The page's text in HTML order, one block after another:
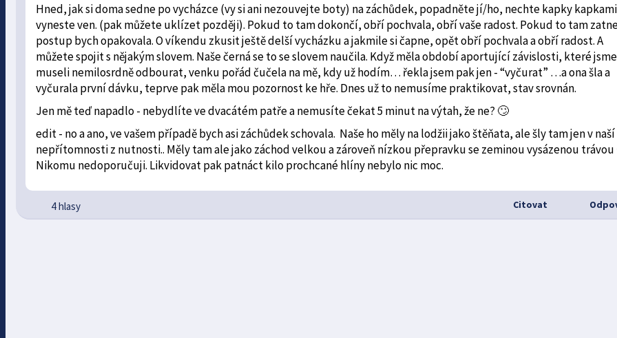
Hned, jak si doma sedne po vycházce (vy si ani nezouvejte boty) na záchůdek, popadněte jí/ho, nechte kapky
vyneste ven. (pak můžete uklízet později). Pokud to tam dokončí, obří pochvala, obří vaše radost. Pokud to tam
postup bych opakovala. O víkendu zkusit ještě delší vycházku a jakmile si čapne, opět obří pochvala a obří radost. A
můžete spojit s nějakým slovem. Naše černá se to se slovem naučila. Když měla období aportující závislosti, které
museli nemilosrdně odbourat, venku pořád čučela na mě, kdy už hodím… řekla jsem pak jen - “vyčurat” …a ona šla a
vyčurala první dávku, teprve pak měla mou pozornost ke hře. Dnes už to nemusíme praktikovat, stav srovnán.
Jen mě teď napadlo - nebydlíte ve dvacátém patře a nemusíte čekat 5 minut na výtah, že ne? 🙄
edit - no a ano, ve vašem případě bych asi záchůdek schovala. Naše ho měly na lodžii jako štěňata, ale šly tam jen v naší
nepřítomnosti z nutnosti.. Měly tam ale jako záchod velkou a zároveň nízkou přepravku se zeminou vysázenou trávou
Nikomu nedoporučuji. Likvidovat pak patnáct kilo prochcané hlíny nebylo nic moc.
4 hlasy Citovat